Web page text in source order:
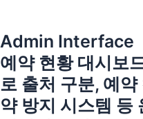
Admin Interface
예약 현황 대시보
로 출처 구분, 예
약 방지 시스템 등